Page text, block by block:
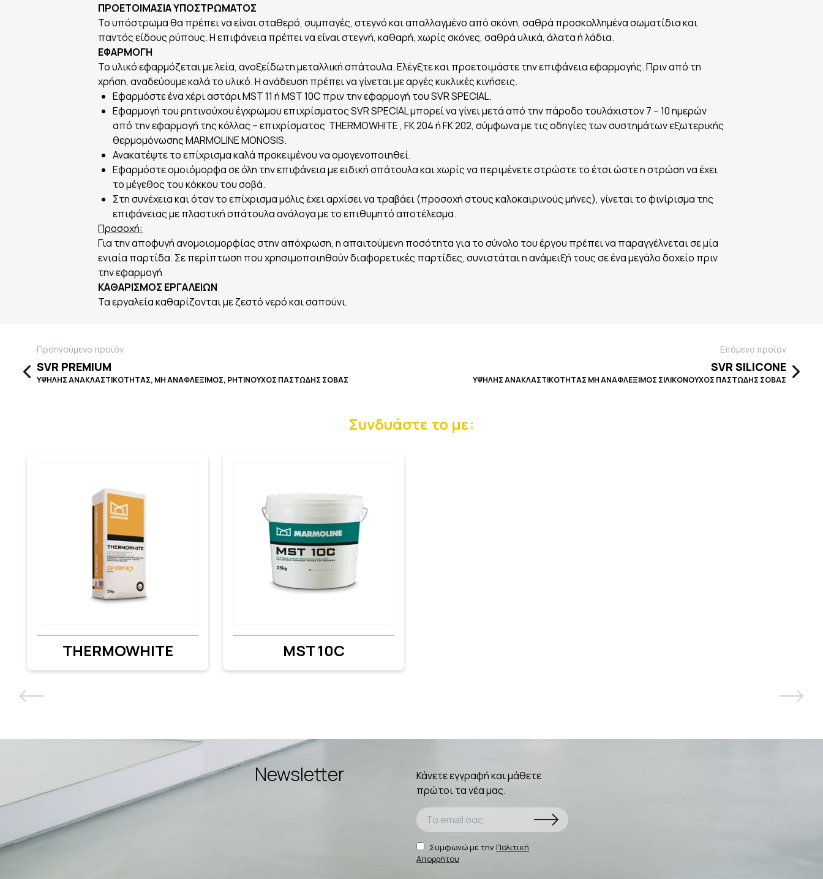
ΠΡΟΕΤΟΙΜΑΣΙΑ ΥΠΟΣΤΡΩΜΑΤΟΣ
Το υπόστρωμα θα πρέπει να είναι σταθερό, συμπαγές, στεγνό και απαλλαγμένο από σκόνη, σαθρά προσκολλημένα σωματίδια και
παντός είδους ρύπους. Η επιφάνεια πρέπει να είναι στεγνή, καθαρή, χωρίς σκόνες, σαθρά υλικά, άλατα ή λάδια.
ΕΦΑΡΜΟΓΗ
Το υλικό εφαρμόζεται με λεία, ανοξείδωτη μεταλλική σπάτουλα. Ελέγξτε και προετοιμάστε την επιφάνεια εφαρμογής. Πριν από τη
χρήση, αναδεύουμε καλά το υλικό. Η ανάδευση πρέπει να γίνεται με αργές κυκλικές κινήσεις.
Εφαρμόστε ένα χέρι αστάρι MST 11 ή ΜST 10C πριν την εφαρμογή του SVR SPECIAL.
Εφαρμογή του ρητινούχου έγχρωμου επιχρίσματος SVR SPECIAL μπορεί να γίνει μετά από την πάροδο τουλάχιστον 7 – 10 ημερών
από την εφαρμογή της κόλλας – επιχρίσματος THERMOWHITE , FK 204 ή FK 202, σύμφωνα με τις οδηγίες των συστημάτων εξωτερικής
θερμομόνωσης MARMOLINE MONOSIS.
Ανακατέψτε το επίχρισμα καλά προκειμένου να ομογενοποιηθεί.
Εφαρμόστε ομοιόμορφα σε όλη την επιφάνεια με ειδική σπάτουλα και χωρίς να περιμένετε στρώστε το έτσι ώστε η στρώση να έχει
το μέγεθος του κόκκου του σοβά.
Στη συνέχεια και όταν το επίχρισμα μόλις έχει αρχίσει να τραβάει (προσοχή στους καλοκαιρινούς μήνες), γίνεται το φινίρισμα της
επιφάνειας με πλαστική σπάτουλα ανάλογα με το επιθυμητό αποτέλεσμα.
Προσοχή:
Για την αποφυγή ανομοιομορφίας στην απόχρωση, η απαιτούμενη ποσότητα για το σύνολο του έργου πρέπει να παραγγέλνεται σε μία
ενιαία παρτίδα. Σε περίπτωση που χρησιμοποιηθούν διαφορετικές παρτίδες, συνιστάται η ανάμειξή τους σε ένα μεγάλο δοχείο πριν
την εφαρμογή
ΚΑΘΑΡΙΣΜΟΣ ΕΡΓΑΛΕΙΩΝ
Τα εργαλεία καθαρίζονται με ζεστό νερό και σαπούνι.
Προηγούμενο προϊόν
SVR PREMIUM
ΥΨΗΛΗΣ ΑΝΑΚΛΑΣΤΙΚΟΤΗΤΑΣ, ΜΗ ΑΝΑΦΛΕΞΙΜΟΣ, ΡΗΤΙΝΟΥΧΟΣ ΠΑΣΤΩΔΗΣ ΣΟΒΑΣ
Επόμενο προϊόν
SVR SILICONE
ΥΨΗΛΗΣ ΑΝΑΚΛΑΣΤΙΚΟΤΗΤΑΣ ΜΗ ΑΝΑΦΛΕΞΙΜΟΣ ΣΙΛΙΚΟΝΟΥΧΟΣ ΠΑΣΤΩΔΗΣ ΣΟΒΑΣ
Συνδυάστε το με:
THERMOWHITE MST 10C
Newsletter
Κάνετε εγγραφή και μάθετε
πρώτοι τα νέα μας.
Συμφωνώ με την Πολιτική
Απορρήτου